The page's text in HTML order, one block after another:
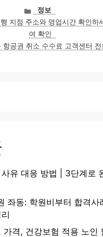
카
테
고
리
정보
지점 주소와 영업시간 확인하
여 확인
항공권 취소 수수료 고객센터 전
유 대응 방법 | 3단계로
좌동: 학원비부터 합격사
격, 건강보험 적용 노인